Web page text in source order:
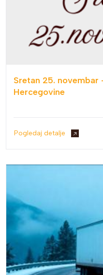
Sretan 25. novembar
Hercegovine
Pogledaj detalje